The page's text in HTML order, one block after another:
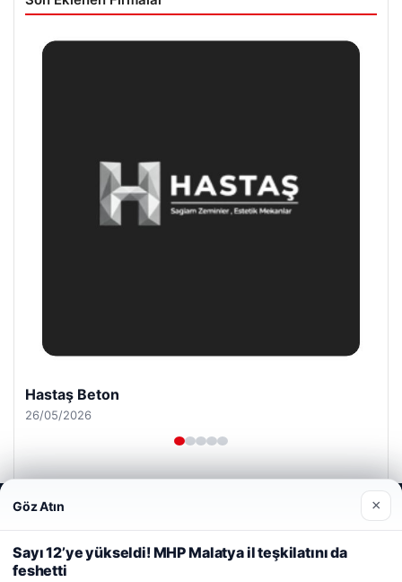
Hastaş Beton
26/05/2026
© 2026 Uzak Evren – Güncel Haberler
Web sitemizi nasıl kullandığınızı daha iyi anlayabilmek,
deneyiminizi kişiselleştirmek ve geliştirmek amacıyla çerezler
kullanıyoruz.
Çerez Politikamız
Reddet
Göz Atın ×
Sayı 12’ye yükseldi! MHP Malatya il teşkilatını da
feshetti